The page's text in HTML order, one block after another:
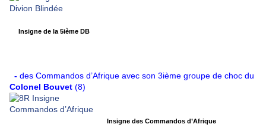
Insigne de la 5ième DB
- des Commandos d’Afrique avec son 3ième groupe de choc du
Colonel Bouvet (8)
Insigne des Commandos d’Afrique